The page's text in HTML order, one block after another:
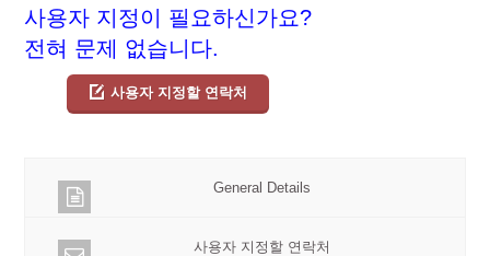
사용자 지정이 필요하신가요?
전혀 문제 없습니다.
사용자 지정할 연락처
General Details
사용자 지정할 연락처